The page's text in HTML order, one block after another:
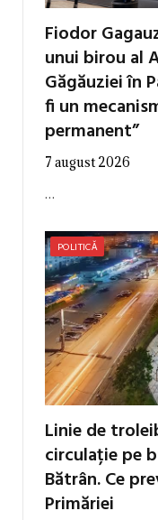
Fiodor
unui birou al
Găgăuziei în
fi un
permanent”
7 august 2026
…
POLITICĂ
Linie de
circulație pe
Bătrân. Ce
Primăriei